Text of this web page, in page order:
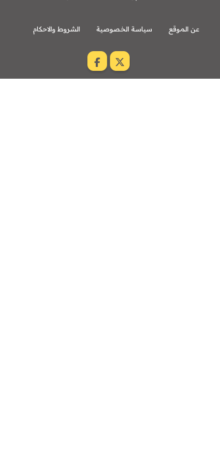
عن الموقع سياسة الخصوصية الشروط والاحكام